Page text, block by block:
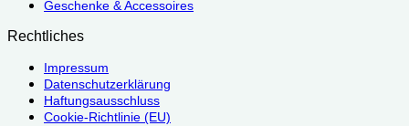
Geschenke & Accessoires
Rechtliches
Impressum
Datenschutzerklärung
Haftungsausschluss
Cookie-Richtlinie (EU)